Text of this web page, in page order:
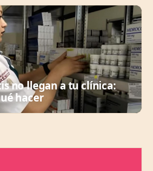
no llegan a tu clínica:
hacer